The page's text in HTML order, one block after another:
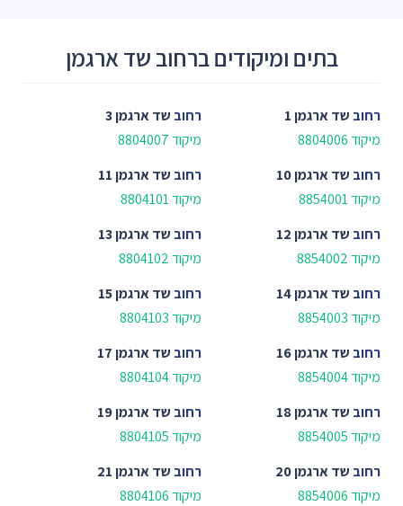
בתים ומיקודים ברחוב שד ארגמן
רחוב שד ארגמן 1
מיקוד 8804006
רחוב שד ארגמן 3
מיקוד 8804007
רחוב שד ארגמן 10
מיקוד 8854001
רחוב שד ארגמן 11
מיקוד 8804101
רחוב שד ארגמן 12
מיקוד 8854002
רחוב שד ארגמן 13
מיקוד 8804102
רחוב שד ארגמן 14
מיקוד 8854003
רחוב שד ארגמן 15
מיקוד 8804103
רחוב שד ארגמן 16
מיקוד 8854004
רחוב שד ארגמן 17
מיקוד 8804104
רחוב שד ארגמן 18
מיקוד 8854005
רחוב שד ארגמן 19
מיקוד 8804105
רחוב שד ארגמן 20
מיקוד 8854006
רחוב שד ארגמן 21
מיקוד 8804106